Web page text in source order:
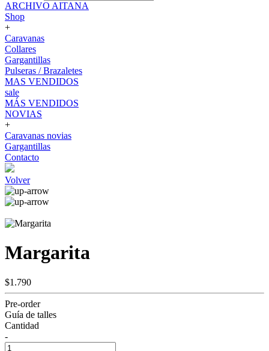
ARCHIVO AITANA
Shop
+
Caravanas
Collares
Gargantillas
Pulseras / Brazaletes
MAS VENDIDOS
sale
MÁS VENDIDOS
NOVIAS
+
Caravanas novias
Gargantillas
Contacto
Volver
Margarita
$1.790
Pre-order
Guía de talles
Cantidad
-